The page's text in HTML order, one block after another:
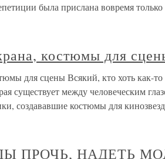
была прислана вовремя
костюмы для
для сцены Всякий, кто хоть как-то
существует между человеческим
создававшие костюмы для
ПРОЧЬ, НАДЕТЬ